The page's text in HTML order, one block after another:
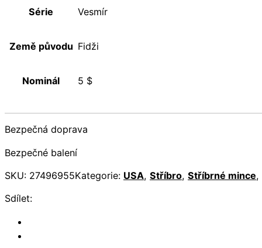
Série Vesmír
Země původu Fidži
Nominál 5 $
Bezpečná doprava
Bezpečné balení
SKU: 27496955Kategorie: USA, Stříbro, Stříbrné mince,
Sdílet: